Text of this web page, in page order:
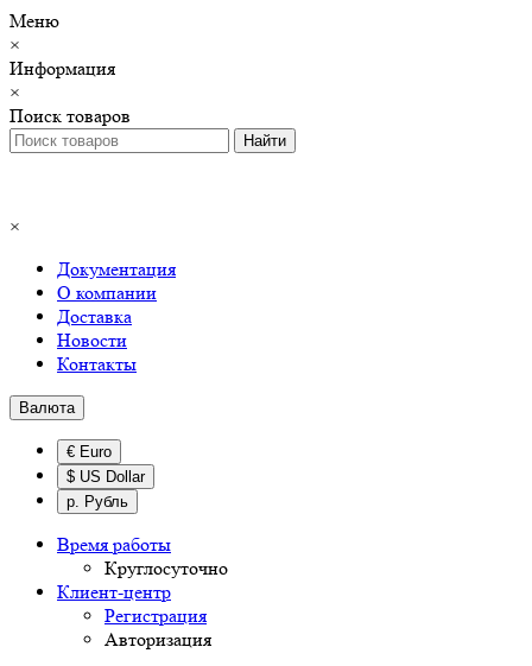
Меню
×
Информация
×
Поиск товаров
×
Документация
О компании
Доставка
Новости
Контакты
Валюта
€ Euro
$ US Dollar
р. Рубль
Время работы
Круглосуточно
Клиент-центр
Регистрация
Авторизация